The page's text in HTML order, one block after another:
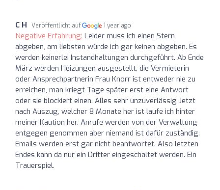
C H Veröffentlicht auf 1 year ago
Negative Erfahrung: Leider muss ich einen Stern
abgeben, am liebsten würde ich gar keinen abgeben. Es
werden keinerlei Instandhaltungen durchgeführt. Ab Ende
März werden Heizungen ausgestellt, die Vermieterin
oder Ansprechpartnerin Frau Knorr ist entweder nie zu
erreichen, man kriegt Tage später erst eine Antwort
oder sie blockiert einen. Alles sehr unzuverlässig Jetzt
nach Auszug, welcher 8 Monate her ist laufe ich hinter
meiner Kaution her. Anrufe werden von der Verwaltung
entgegen genommen aber niemand ist dafür zuständig.
Emails werden erst gar nicht beantwortet. Also letzten
Endes kann da nur ein Dritter eingeschaltet werden. Ein
Trauerspiel.